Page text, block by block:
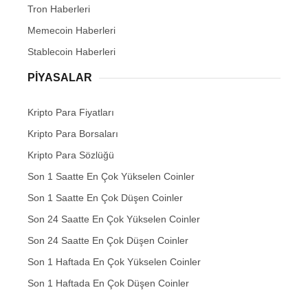
Tron Haberleri
Memecoin Haberleri
Stablecoin Haberleri
PIYASALAR
Kripto Para Fiyatları
Kripto Para Borsaları
Kripto Para Sözlüğü
Son 1 Saatte En Çok Yükselen Coinler
Son 1 Saatte En Çok Düşen Coinler
Son 24 Saatte En Çok Yükselen Coinler
Son 24 Saatte En Çok Düşen Coinler
Son 1 Haftada En Çok Yükselen Coinler
Son 1 Haftada En Çok Düşen Coinler